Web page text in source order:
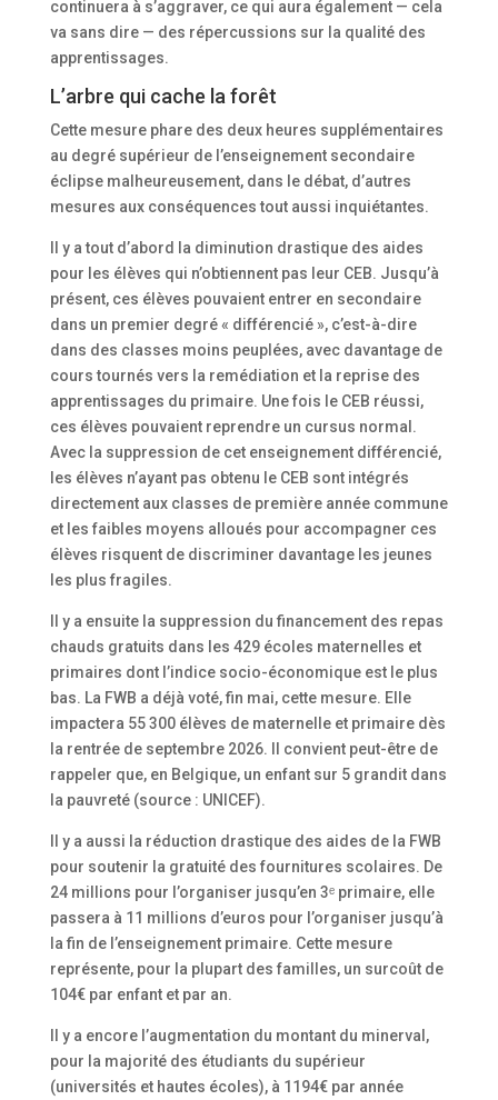
continuera à s’aggraver, ce qui aura également — cela
va sans dire — des répercussions sur la qualité des
apprentissages.
L’arbre qui cache la forêt
Cette mesure phare des deux heures supplémentaires
au degré supérieur de l’enseignement secondaire
éclipse malheureusement, dans le débat, d’autres
mesures aux conséquences tout aussi inquiétantes.
Il y a tout d’abord la diminution drastique des aides
pour les élèves qui n’obtiennent pas leur CEB. Jusqu’à
présent, ces élèves pouvaient entrer en secondaire
dans un premier degré « différencié », c’est-à-dire
dans des classes moins peuplées, avec davantage de
cours tournés vers la remédiation et la reprise des
apprentissages du primaire. Une fois le CEB réussi,
ces élèves pouvaient reprendre un cursus normal.
Avec la suppression de cet enseignement différencié,
les élèves n’ayant pas obtenu le CEB sont intégrés
directement aux classes de première année commune
et les faibles moyens alloués pour accompagner ces
élèves risquent de discriminer davantage les jeunes
les plus fragiles.
Il y a ensuite la suppression du financement des repas
chauds gratuits dans les 429 écoles maternelles et
primaires dont l’indice socio-économique est le plus
bas. La FWB a déjà voté, fin mai, cette mesure. Elle
impactera 55 300 élèves de maternelle et primaire dès
la rentrée de septembre 2026. Il convient peut-être de
rappeler que, en Belgique, un enfant sur 5 grandit dans
la pauvreté (source : UNICEF).
Il y a aussi la réduction drastique des aides de la FWB
pour soutenir la gratuité des fournitures scolaires. De
24 millions pour l’organiser jusqu’en 3ᵉ primaire, elle
passera à 11 millions d’euros pour l’organiser jusqu’à
la fin de l’enseignement primaire. Cette mesure
représente, pour la plupart des familles, un surcoût de
104€ par enfant et par an.
Il y a encore l’augmentation du montant du minerval,
pour la majorité des étudiants du supérieur
(universités et hautes écoles), à 1194€ par année